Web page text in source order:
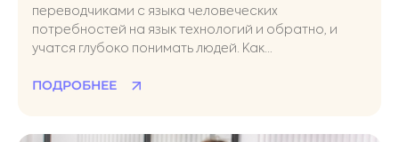
переводчиками с языка человеческих
потребностей на язык технологий и обратно, и
учатся глубоко понимать людей. Как
важен талант в цифровом мире? Читайте в нашей
ПОДРОБНЕЕ